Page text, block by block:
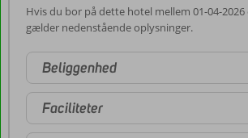
Hvis du bor på dette hotel mellem 01-04-2026
gælder nedenstående oplysninger.
Beliggenhed
Faciliteter